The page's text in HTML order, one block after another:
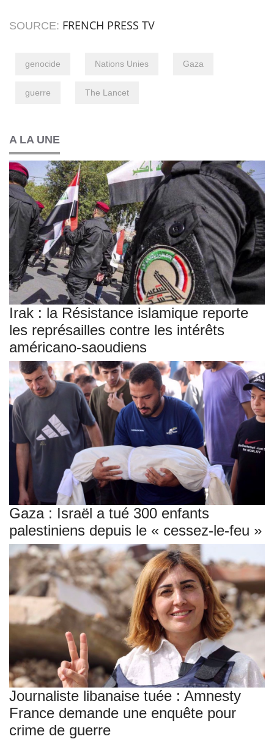
SOURCE: FRENCH PRESS TV
genocide Nations Unies Gaza
guerre The Lancet
A LA UNE
Irak : la Résistance islamique reporte
les représailles contre les intérêts
américano-saoudiens
Gaza : Israël a tué 300 enfants
palestiniens depuis le « cessez-le-feu »
Journaliste libanaise tuée : Amnesty
France demande une enquête pour
crime de guerre